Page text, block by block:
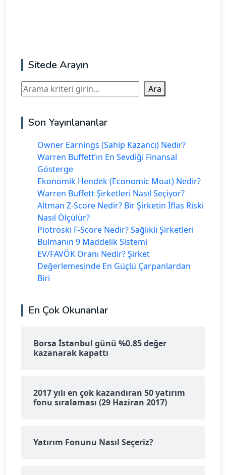
Sitede Arayın
Ara Ara
Son Yayınlananlar
Owner Earnings (Sahip Kazancı) Nedir?
Warren Buffett’ın En Sevdiği Finansal
Gösterge
Ekonomik Hendek (Economic Moat) Nedir?
Warren Buffett Şirketleri Nasıl Seçiyor?
Altman Z-Score Nedir? Bir Şirketin İflas Riski
Nasıl Ölçülür?
Piotroski F-Score Nedir? Sağlıklı Şirketleri
Bulmanın 9 Maddelik Sistemi
EV/FAVÖK Oranı Nedir? Şirket
Değerlemesinde En Güçlü Çarpanlardan
Biri
En Çok Okunanlar
Borsa İstanbul günü %0.85 değer
kazanarak kapattı
2017 yılı en çok kazandıran 50 yatırım
fonu sıralaması (29 Haziran 2017)
Yatırım Fonunu Nasıl Seçeriz?